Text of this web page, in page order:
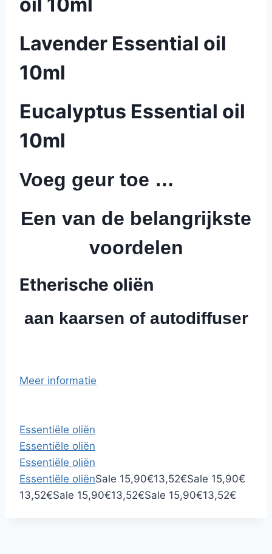
Lavender Essential oil
10ml
Eucalyptus Essential oil
10ml
Voeg geur toe …
Een van de belangrijkste
voordelen
Etherische oliën
aan kaarsen of autodiffuser
Meer informatie
Essentiële oliën
Essentiële oliën
Essentiële oliën
Essentiële oliënSale 15,90€O
o
13,52€H
u
Sale 15,90€
O
13,52€H
Sale 15,90€O
13,52€H
Sale 15,90€O
13,52€